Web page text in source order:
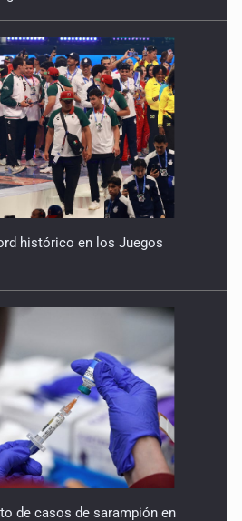
histórico en los Juegos
de casos de sarampión en
de Ámerica